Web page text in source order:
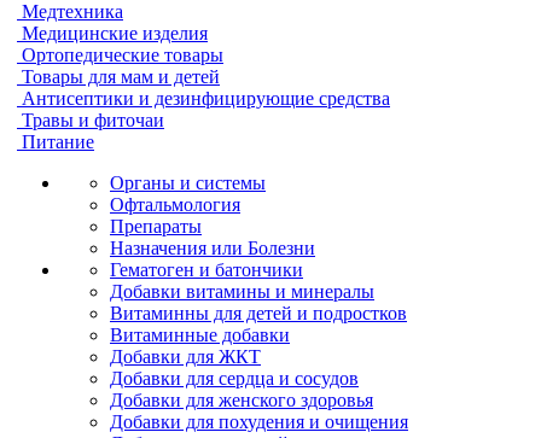
Медтехника
Медицинские изделия
Ортопедические товары
Товары для мам и детей
Антисептики и дезинфицирующие средства
Травы и фиточаи
Питание
Органы и системы
Офтальмология
Препараты
Назначения или Болезни
Гематоген и батончики
Добавки витамины и минералы
Витаминны для детей и подростков
Витаминные добавки
Добавки для ЖКТ
Добавки для сердца и сосудов
Добавки для женского здоровья
Добавки для похудения и очищения